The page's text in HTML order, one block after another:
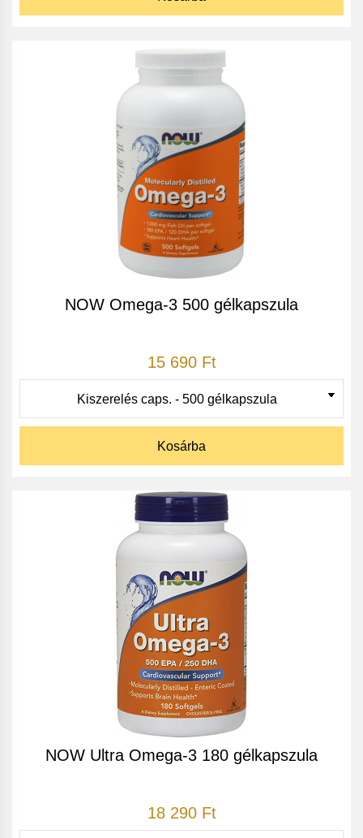
NOW Omega-3 500 gélkapszula
15 690 Ft
Kosárba
NOW Ultra Omega-3 180 gélkapszula
18 290 Ft